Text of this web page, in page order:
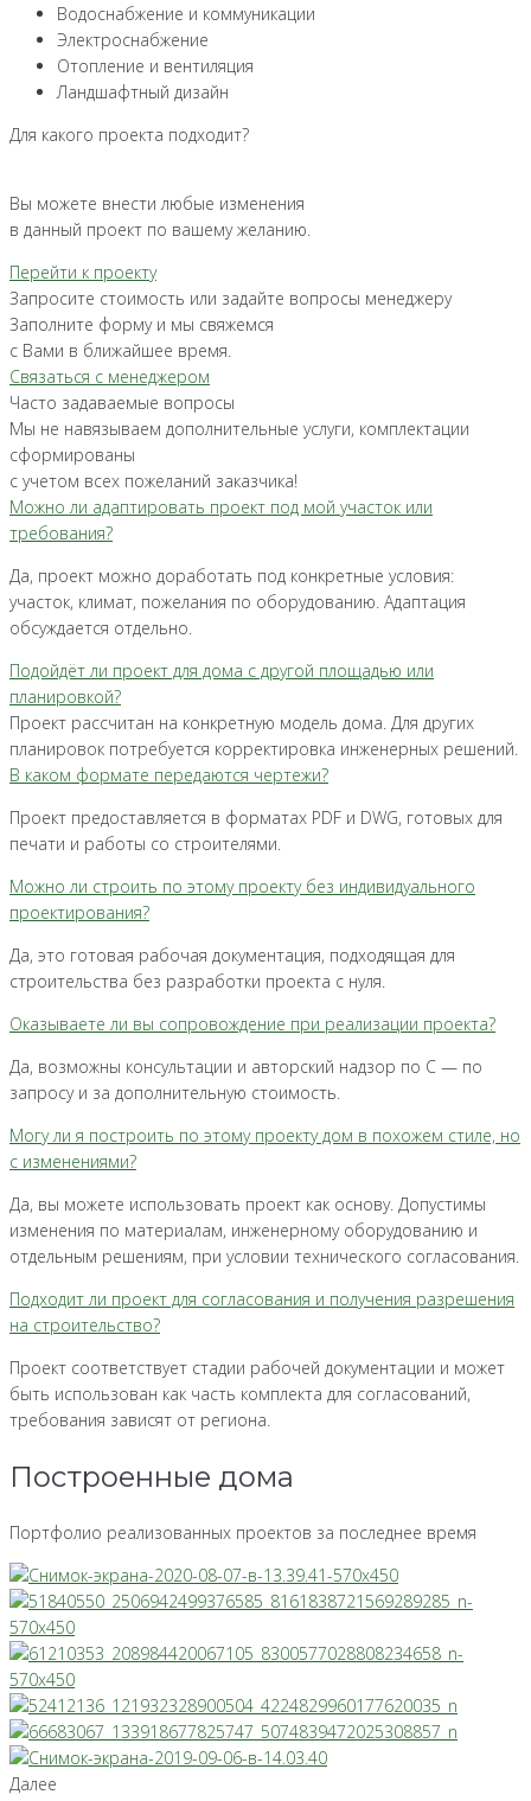
Водоснабжение и коммуникации
Электроснабжение
Отопление и вентиляция
Ландшафтный дизайн
Для какого проекта подходит?
Вы можете внести любые изменения
в данный проект по вашему желанию.
Перейти к проекту
Запросите стоимость или задайте вопросы менеджеру
Заполните форму и мы свяжемся
с Вами в ближайшее время.
Связаться с менеджером
Часто задаваемые вопросы
Мы не навязываем дополнительные услуги, комплектации
сформированы
с учетом всех пожеланий заказчика!
Можно ли адаптировать проект под мой участок или
требования?
Да, проект можно доработать под конкретные условия:
участок, климат, пожелания по оборудованию. Адаптация
обсуждается отдельно.
Подойдёт ли проект для дома с другой площадью или
планировкой?
Проект рассчитан на конкретную модель дома. Для других
планировок потребуется корректировка инженерных решений.
В каком формате передаются чертежи?
Проект предоставляется в форматах PDF и DWG, готовых для
печати и работы со строителями.
Можно ли строить по этому проекту без индивидуального
проектирования?
Да, это готовая рабочая документация, подходящая для
строительства без разработки проекта с нуля.
Оказываете ли вы сопровождение при реализации проекта?
Да, возможны консультации и авторский надзор по С — по
запросу и за дополнительную стоимость.
Могу ли я построить по этому проекту дом в похожем стиле, но
с изменениями?
Да, вы можете использовать проект как основу. Допустимы
изменения по материалам, инженерному оборудованию и
отдельным решениям, при условии технического согласования.
Подходит ли проект для согласования и получения разрешения
на строительство?
Проект соответствует стадии рабочей документации и может
быть использован как часть комплекта для согласований,
требования зависят от региона.
Построенные дома
Портфолио реализованных проектов за последнее время
Далее